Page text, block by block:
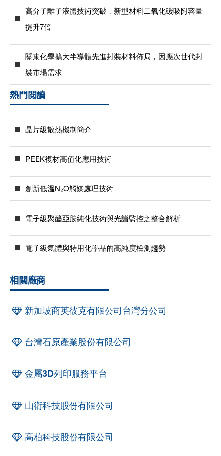
高分子離子液體技術突破，新型材料二氧化碳吸附容量
提升7倍
關東化學擴大半導體先進封裝材料佈局，因應次世代封
裝市場需求
熱門閱讀
晶片級散熱機制簡介
PEEK複材高值化應用技術
創新低溫N₂O觸媒處理技術
電子級聚醯亞胺純化技術與光譜監控之整合解析
電子級氣體與特用化學品的高純度檢測趨勢
相關廠商
新加坡商英彼克有限公司台灣分公司
台灣石原產業股份有限公司
金屬3D列印服務平台
山衛科技股份有限公司
高柏科技股份有限公司